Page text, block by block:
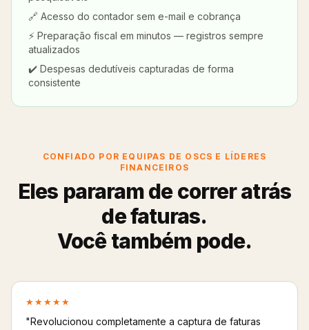
🔗 Acesso do contador sem e-mail e cobrança
⚡ Preparação fiscal em minutos — registros sempre
atualizados
✔️ Despesas dedutíveis capturadas de forma
consistente
CONFIADO POR EQUIPAS DE OSCS E LÍDERES
FINANCEIROS
Eles pararam de correr atrás
de faturas.
Você também pode.
★★★★★
"Revolucionou completamente a captura de faturas